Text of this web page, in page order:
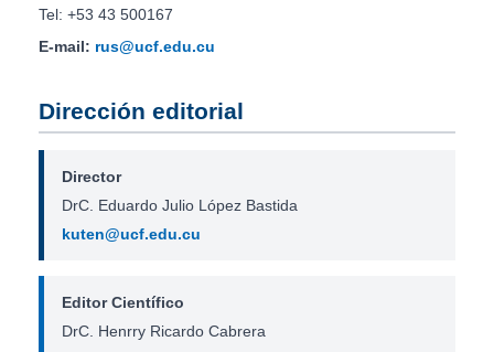
Tel: +53 43 500167
E-mail: rus@ucf.edu.cu
Dirección editorial
Director
DrC. Eduardo Julio López Bastida
kuten@ucf.edu.cu
Editor Científico
DrC. Henrry Ricardo Cabrera